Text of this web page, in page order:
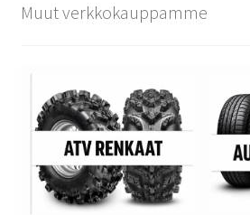
Muut verkkokauppamme